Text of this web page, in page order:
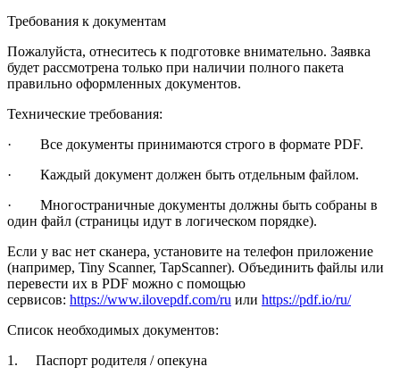
Требования к документам
Пожалуйста, отнеситесь к подготовке внимательно. Заявка
будет рассмотрена только при наличии полного пакета
правильно оформленных документов.
Технические требования:
· Все документы принимаются строго в формате PDF.
· Каждый документ должен быть отдельным файлом.
· Многостраничные документы должны быть собраны в
один файл (страницы идут в логическом порядке).
Если у вас нет сканера, установите на телефон приложение
(например, Tiny Scanner, TapScanner). Объединить файлы или
перевести их в PDF можно с помощью
сервисов: https://www.ilovepdf.com/ru или https://pdf.io/ru/
Список необходимых документов:
1. Паспорт родителя / опекуна